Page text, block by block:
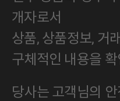
개자로서
상품, 상품정보, 거
구체적인 내용을
당사는 고객님의